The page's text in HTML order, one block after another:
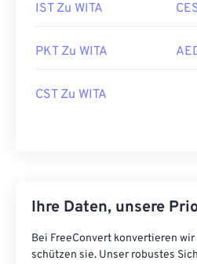
IST Zu WITA
PKT Zu WITA
CST Zu WITA
Ihre Daten, unsere
Bei FreeConvert konvertieren
schützen sie. Unser robustes